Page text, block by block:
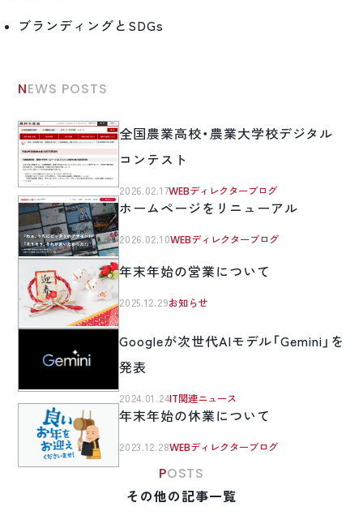
ブランディングとSDGs
NEWS POSTS
全国農業高校・農業大学校デジタル
コンテスト
2026.02.17WEBディレクターブログ
ホームページをリニューアル
2026.02.10WEBディレクターブログ
年末年始の営業について
2025.12.29お知らせ
Googleが次世代AIモデル「Gemini」を
発表
2024.01.24IT関連ニュース
年末年始の休業について
2023.12.28WEBディレクターブログ
POSTS
その他の記事一覧